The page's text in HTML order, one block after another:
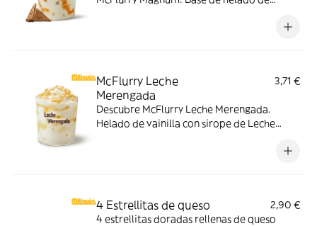
Topping triturado de galleta con perlas y
McFlurry Leche
Merengada
3,71 €
Descubre McFlurry Leche Merengada.
Helado de vainilla con sirope de Leche
ahora y no te quedes sin tus mitiquísimos
4 Estrellitas de queso
2,90 €
4 estrellitas doradas rellenas de queso